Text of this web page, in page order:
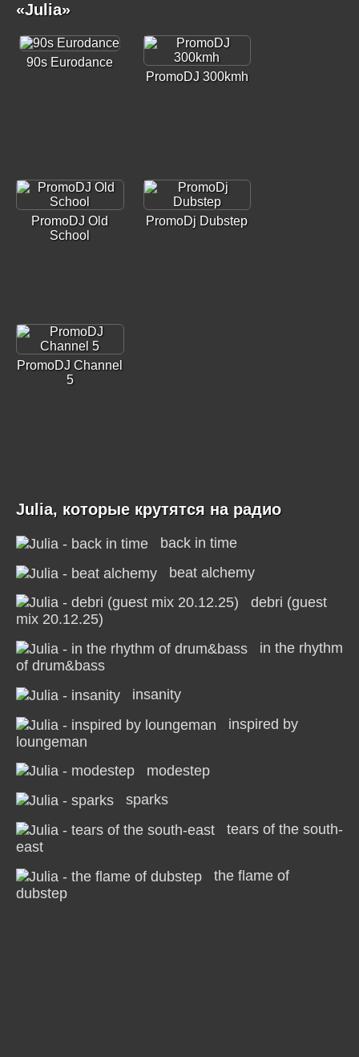
«Julia»
90s Eurodance
PromoDJ 300kmh
PromoDJ Old
School
PromoDj Dubstep
PromoDJ Channel
5
Julia, которые крутятся на радио
back in time
beat alchemy
debri (guest
mix 20.12.25)
in the rhythm
of drum&bass
insanity
inspired by
loungeman
modestep
sparks
tears of the south-
east
the flame of
dubstep